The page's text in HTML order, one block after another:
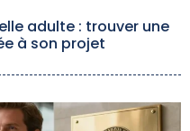
adulte : trouver une
à son projet